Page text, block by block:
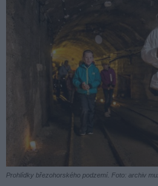
Prohlídky březohorského podzemí. Foto: archiv